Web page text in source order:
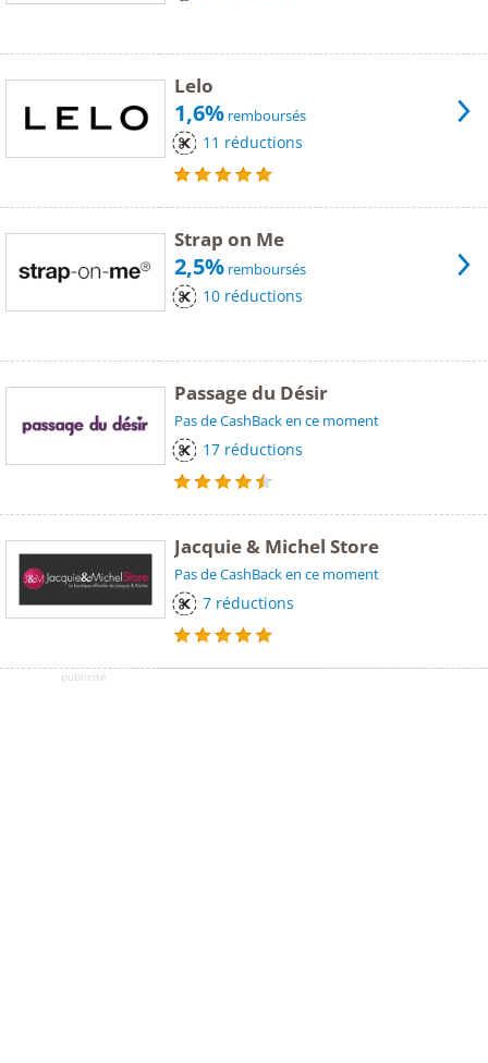
Lelo
1,6% remboursés
11 réductions
Strap on Me
2,5% remboursés
10 réductions
Passage du Désir
Pas de CashBack en ce moment
17 réductions
Jacquie & Michel Store
Pas de CashBack en ce moment
7 réductions